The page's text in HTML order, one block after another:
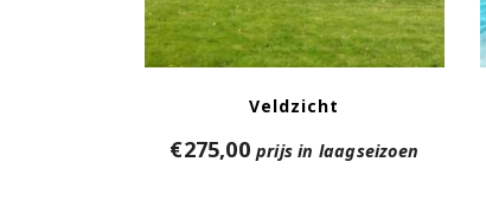
Veldzicht
€275,00 prijs in laagseizoen